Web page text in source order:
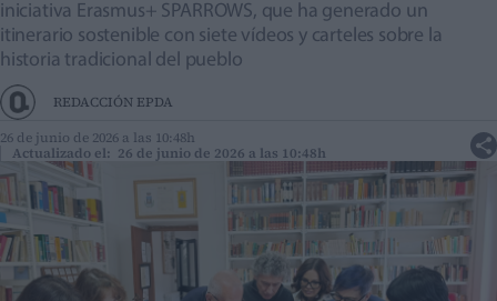
iniciativa Erasmus+ SPARROWS, que ha generado un
itinerario sostenible con siete vídeos y carteles sobre la
historia tradicional del pueblo
REDACCIÓN EPDA
26 de junio de 2026 a las 10:48h
Actualizado el: 26 de junio de 2026 a las 10:48h